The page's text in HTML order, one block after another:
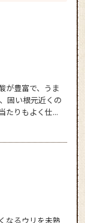
が豊富で、うま
固い根元近くの
たりもよく仕...
なるウリを未熟